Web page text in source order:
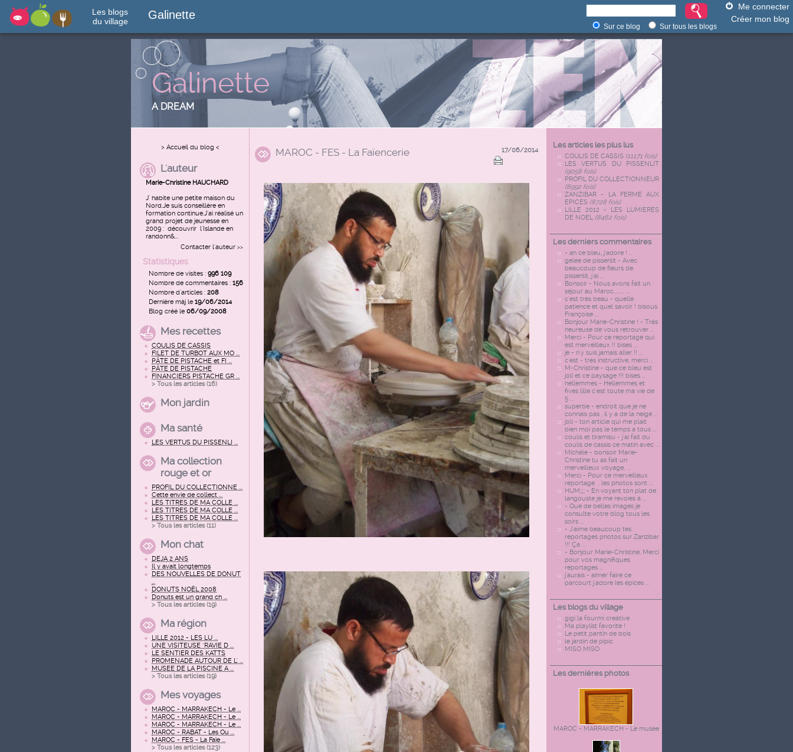
Les blogs
du village
Galinette
Me connecter
Créer mon blog
Sur ce blog Sur tous les blogs
Galinette
A DREAM
Les articles les plus lus
COULIS DE CASSIS (11171 fois)
LES VERTUS DU PISSENLIT
(9058 fois)
PROFIL DU COLLECTIONNEUR
(8992 fois)
ZANZIBAR - LA FERME AUX
EPICES (8728 fois)
LILLE 2012 - LES LUMIERES
DE NOEL (8462 fois)
Les derniers commentaires
- ah ce bleu, j'adore ! ...
gelée de pissenlit - Avec
beaucoup de fleurs de
pissenlit, j'ai ...
Bonsoir - Nous avons fait un
séjour au Maroc......... ...
c'est très beau - quelle
patience et quel savoir ! bisous
Françoise ...
Bonjour Marie-Christine ! - Très
heureuse de vous retrouver ...
Merci - Pour ce reportage qui
est merveilleux !! bises ...
je - n'y suis jamais aller !! ...
c'est - trés instructive, merci ...
M-Christine - que ce bleu est
joli et ce paysage !!! bises ...
hellemmes - Hellemmes et
fives lille c'est toute ma vie de
5 ...
superbe - endroit que je ne
connais pas , il y a de la neige ...
joli - ton article qui me plait
bien moi pas le temps a tous ...
coulis et tiramisu - j'ai fait du
coulis de cassis ce matin avec ...
Michèle - bonsoir Marie-
Christine tu as fait un
merveilleux voyage, ...
Merci - Pour ce merveilleux
reportage . les photos sont ...
HUM;;;; - En voyant ton plat de
langouste je me revoies à ...
- Que de belles images je
consulte votre blog tous les
soirs ...
- J'aime beaucoup tes
reportages photos sur Zanzibar
!!! Ça ...
- Bonjour Marie-Christine, Merci
pour vos magnifiques
reportages ...
j'aurais - aimer faire ce
parcourt j'adore les épices ...
Les blogs du village
gigi la fourmi creative
Ma playlist favorite !
Le petit pantin de bois
le jardin de pipic
MISO MISO
Les dernières photos
MAROC - MARRAKECH - Le musée
> Accueil du blog <
L'auteur
Marie-Christine HAUCHARD
J' habite une petite maison du
Nord.Je suis conseillère en
formation continue.J'ai réalisé un
grand projet de jeunesse en
2009 : découvrir l'Islande en
randonn&...
Contacter l'auteur >>
Statistiques
Nombre de visites : 996 109
Nombre de commentaires : 156
Nombre d'articles : 208
Dernière màj le19/06/2014
Blog créé le06/09/2008
Mes recettes
COULIS DE CASSIS
FILET DE TURBOT AUX MO ...
PÂTE DE PISTACHE et FI ...
PÂTE DE PISTACHE
FINANCIERS PISTACHE GR ...
> Tous les articles (16)
Mon jardin
Ma santé
LES VERTUS DU PISSENLI ...
Ma collection
rouge et or
PROFIL DU COLLECTIONNE ...
Cette envie de collect ...
LES TITRES DE MA COLLE ...
LES TITRES DE MA COLLE ...
LES TITRES DE MA COLLE ...
> Tous les articles (11)
Mon chat
DEJA 2 ANS
Il y avait longtemps
DES NOUVELLES DE DONUT
...
DONUTS NOËL 2008
Donuts est un grand ch ...
> Tous les articles (19)
Ma région
LILLE 2012 - LES LU ...
UNE VISITEUSE "RAVIE D ...
LE SENTIER DES KATTS
PROMENADE AUTOUR DE L' ...
MUSEE DE LA PISCINE A ...
> Tous les articles (19)
Mes voyages
MAROC - MARRAKECH - Le ...
MAROC - MARRAKECH - Le ...
MAROC - MARRAKECH - Le ...
MAROC - RABAT - Les Ou ...
MAROC - FES - La Faïe ...
> Tous les articles (123)
MAROC - FES - La Faïencerie 17/06/2014